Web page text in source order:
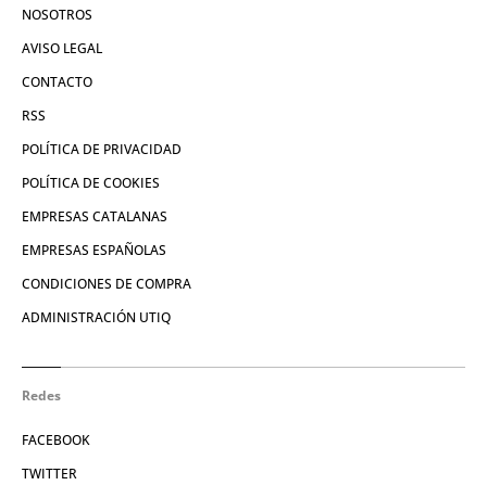
NOSOTROS
AVISO LEGAL
CONTACTO
RSS
POLÍTICA DE PRIVACIDAD
POLÍTICA DE COOKIES
EMPRESAS CATALANAS
EMPRESAS ESPAÑOLAS
CONDICIONES DE COMPRA
ADMINISTRACIÓN UTIQ
Redes
FACEBOOK
TWITTER